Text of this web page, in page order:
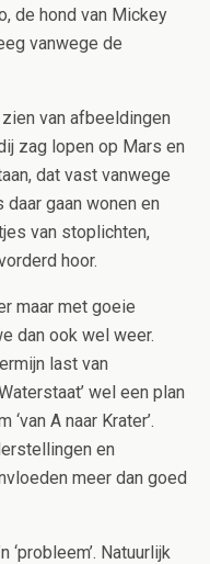
de hond van Mickey
vanwege de
van afbeeldingen
zag lopen op Mars en
dat vast vanwege
gaan wonen en
van stoplichten,
hoor.
maar met goeie
dan ook wel weer.
last van
wel een plan
A naar Krater’.
en
meer dan goed
‘probleem’. Natuurlijk